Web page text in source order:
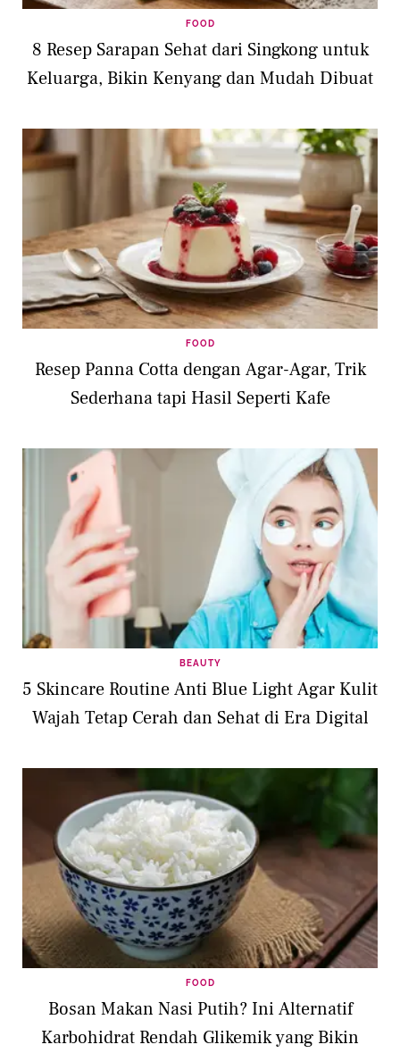
FOOD
8 Resep Sarapan Sehat dari Singkong untuk
Keluarga, Bikin Kenyang dan Mudah Dibuat
FOOD
Resep Panna Cotta dengan Agar-Agar, Trik
Sederhana tapi Hasil Seperti Kafe
BEAUTY
5 Skincare Routine Anti Blue Light Agar Kulit
Wajah Tetap Cerah dan Sehat di Era Digital
FOOD
Bosan Makan Nasi Putih? Ini Alternatif
Karbohidrat Rendah Glikemik yang Bikin